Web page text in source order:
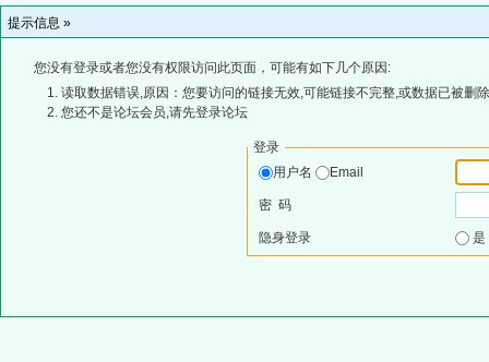
提示信息 »
您没有登录或者您没有权限访问此页面，可能有如下几个原因:
读取数据错误,原因：您要访问的链接无效,可能链接不完整,或数据已被删
您还不是论坛会员,请先登录论坛
登录
用户名
Email
密 码
隐身登录